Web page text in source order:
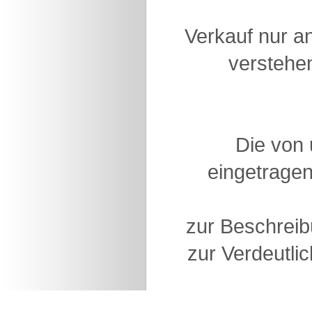
Verkauf nur
Die von
zur
zur